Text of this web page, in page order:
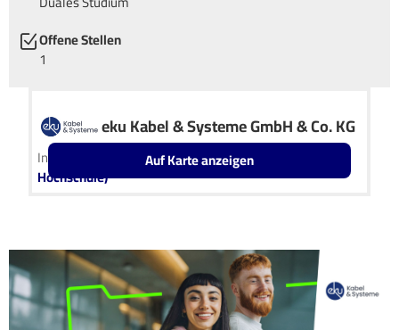
Offene Stellen
1
eku Kabel & Systeme GmbH & Co. KG
In Kooperation mit IU Duales Studium (Internationale
Hochschule) Leaflet OpenStreetMap2
Auf Karte anzeigen